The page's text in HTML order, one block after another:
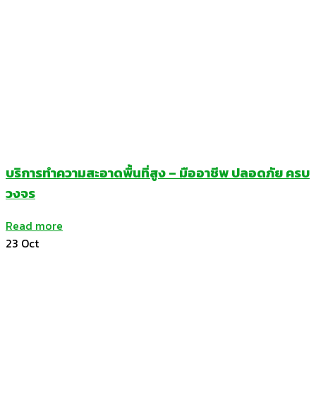
บริการทำความสะอาดพื้นที่สูง – มืออาชีพ ปลอดภัย ครบ
วงจร
Read more
23 Oct